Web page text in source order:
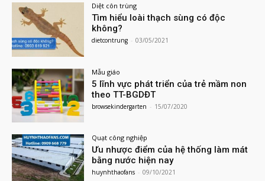
Diệt côn trùng
Tìm hiểu loài thạch sùng có độc
không?
dietcontrung - 03/05/2021
Mẫu giáo
5 lĩnh vực phát triển của trẻ mầm non
theo TT-BGDĐT
browsekindergarten - 15/07/2020
Quạt công nghiệp
Ưu nhược điểm của hệ thống làm mát
bằng nước hiện nay
huynhthaofans - 09/10/2021